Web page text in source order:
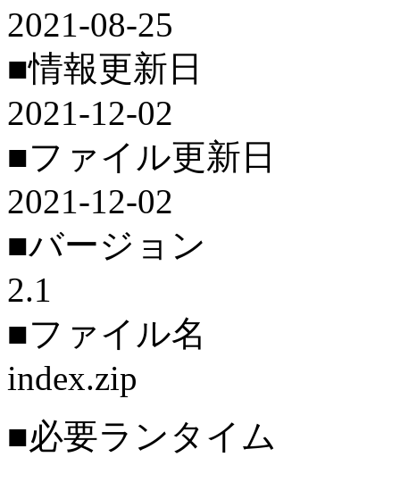
2021-08-25
■情報更新日
2021-12-02
■ファイル更新日
2021-12-02
■バージョン
2.1
■ファイル名
index.zip
■必要ランタイム